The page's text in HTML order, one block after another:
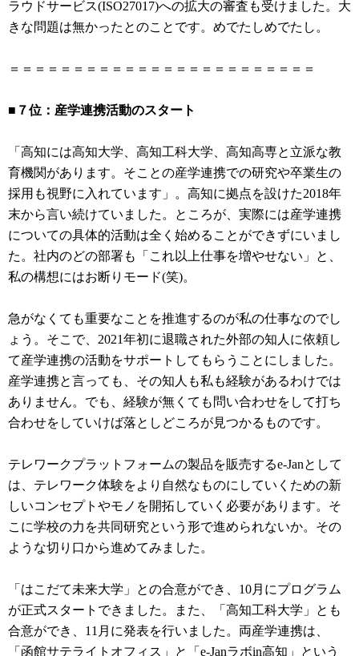
ラウドサービス(ISO27017)への拡大の審査も受けました。大
きな問題は無かったとのことです。めでたしめでたし。
＝＝＝＝＝＝＝＝＝＝＝＝＝＝＝＝＝＝＝＝＝＝＝＝
■７位：産学連携活動のスタート
「高知には高知大学、高知工科大学、高知高専と立派な教
育機関があります。そことの産学連携での研究や卒業生の
採用も視野に入れています」。高知に拠点を設けた2018年
末から言い続けていました。ところが、実際には産学連携
についての具体的活動は全く始めることができずにいまし
た。社内のどの部署も「これ以上仕事を増やせない」と、
私の構想にはお断りモード(笑)。
急がなくても重要なことを推進するのが私の仕事なのでし
ょう。そこで、2021年初に退職された外部の知人に依頼し
て産学連携の活動をサポートしてもらうことにしました。
産学連携と言っても、その知人も私も経験があるわけでは
ありません。でも、経験が無くても問い合わせをして打ち
合わせをしていけば落としどころが見つかるものです。
テレワークプラットフォームの製品を販売するe-Janとして
は、テレワーク体験をより自然なものにしていくための新
しいコンセプトやモノを開拓していく必要があります。そ
こに学校の力を共同研究という形で進められないか。その
ような切り口から進めてみました。
「はこだて未来大学」との合意ができ、10月にプログラム
が正式スタートできました。また、「高知工科大学」とも
合意ができ、11月に発表を行いました。両産学連携は、
「函館サテライトオフィス」と「e-Janラボin高知」という